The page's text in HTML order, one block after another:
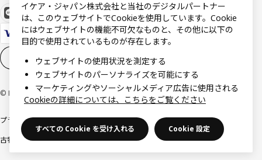
Cookieの設定 JA
© Inter IKEA Systems B.V 1999-2026
プライバシーポリシー利用規約Cookieポリシー
特定商取引法に基づく表記
古物営業法に基づく表記
イケア・ジャパン株式会社と当社のデジタルパートナー
は、このウェブサイトでCookieを使用しています。Cookie
にはウェブサイトの機能不可欠なものと、その他に以下の
目的で使用されているものが存在します。
ウェブサイトの使用状況を測定する
ウェブサイトのパーソナライズを可能にする
マーケティングやソーシャルメディア広告に使用される
Cookieの詳細については、こちらをご覧ください
すべての Cookie を受け入れる Cookie 設定